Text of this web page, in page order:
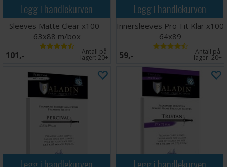
Legg i handlekurven
Sleeves Matte Clear x100 -
63x88 m/box
101,- Antall på
lager: 20+
Legg i handlekurven
Innersleeves Pro-Fit Klar x100
64x89
59,- Antall på
lager: 20+